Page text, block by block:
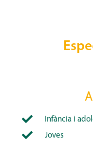
 Infància i
 Joves